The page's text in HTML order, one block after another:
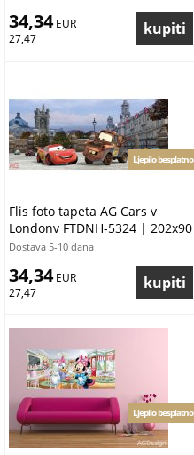
34,34 EUR
27,47
Flis foto tapeta AG Cars v
Londonv FTDNH-5324 | 202x90
cm
Ljepilo besplatno
Dostava 5-10 dana
34,34 EUR
27,47
Ljepilo besplatno